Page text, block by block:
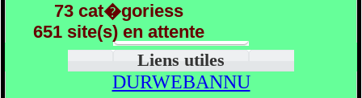
73 cat�goriess
651 site(s) en attente
Liens utiles
DURWEBANNU